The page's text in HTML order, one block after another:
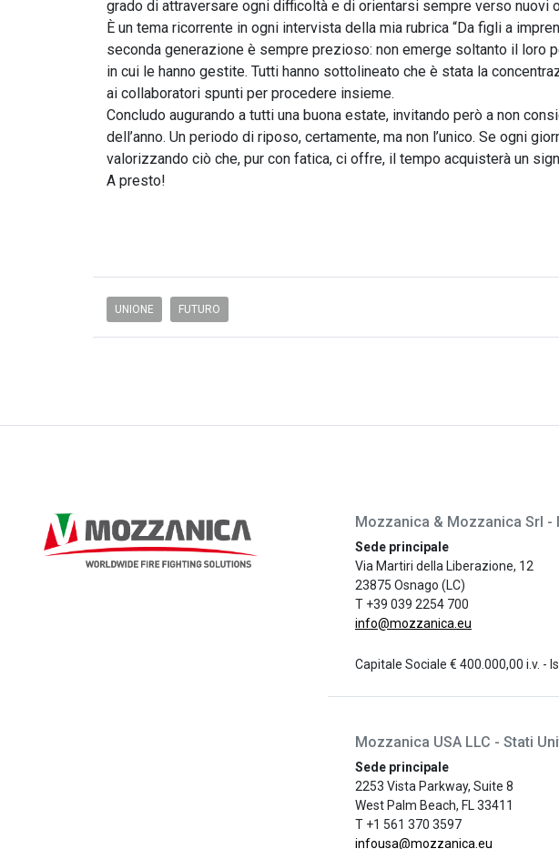
grado di attraversare ogni difficoltà e di orientarsi sempre verso nuovi
È un tema ricorrente in ogni intervista della mia rubrica “Da figli a
seconda generazione è sempre prezioso: non emerge soltanto il loro
in cui le hanno gestite. Tutti hanno sottolineato che è stata la
ai collaboratori spunti per procedere insieme.
Concludo augurando a tutti una buona estate, invitando però a non
dell’anno. Un periodo di riposo, certamente, ma non l’unico. Se ogni
valorizzando ciò che, pur con fatica, ci offre, il tempo acquisterà un
A presto!
Mozzanica & Mozzanica Srl -
Sede principale
Via Martiri della Liberazione, 12
23875 Osnago (LC)
T +39 039 2254 700
info@mozzanica.eu
Capitale Sociale € 400.000,00 i.v. -
Mozzanica USA LLC - Stati
Sede principale
2253 Vista Parkway, Suite 8
West Palm Beach, FL 33411
T +1 561 370 3597
infousa@mozzanica.eu